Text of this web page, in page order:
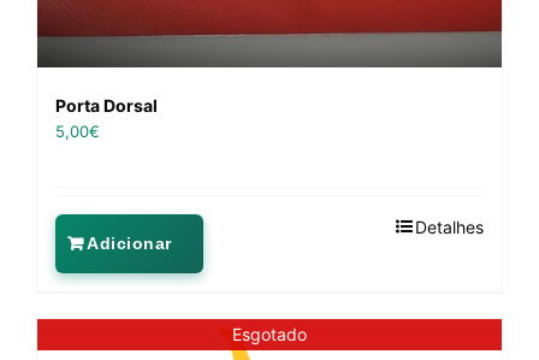
Porta Dorsal
5,00€
Adicionar
Detalhes
Esgotado